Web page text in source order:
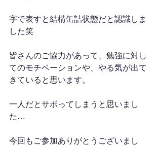
字で表すと結構缶詰状態だと認識しま
した笑
皆さんのご協力があって、勉強に対し
てのモチベーションや、やる気が出て
きていると思います。
一人だとサボってしまうと思いまし
た…
今回もご参加ありがとうございまし